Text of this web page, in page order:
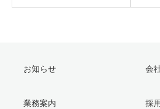
お知らせ 会
業務案内 採